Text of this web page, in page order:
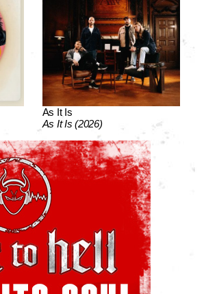
As It Is
As It Is (2026)